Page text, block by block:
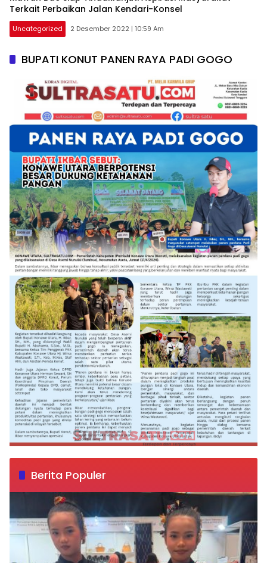
Terkait Perbaikan Jalan Kendari-Konsel
Uncategorized 2 Desember 2022 | 10:59 Am
BUPATI KONUT PANEN RAYA PADI GOGO
Berita Populer